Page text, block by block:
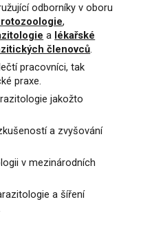
odborníky v oboru
,
a lékařské
členovců
pracovníci, tak
praxe.
jakožto
a zvyšování
v mezinárodních
a šíření